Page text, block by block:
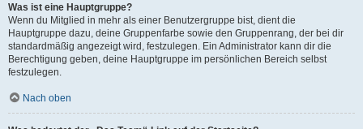
Was ist eine Hauptgruppe?
Wenn du Mitglied in mehr als einer Benutzergruppe bist, dient die
Hauptgruppe dazu, deine Gruppenfarbe sowie den Gruppenrang, der bei dir
standardmäßig angezeigt wird, festzulegen. Ein Administrator kann dir die
Berechtigung geben, deine Hauptgruppe im persönlichen Bereich selbst
festzulegen.
Nach oben